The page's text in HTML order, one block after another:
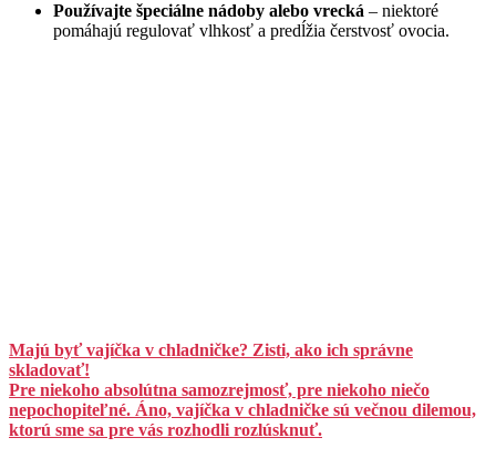
Používajte špeciálne nádoby alebo vrecká – niektoré
pomáhajú regulovať vlhkosť a predĺžia čerstvosť ovocia.
Majú byť vajíčka v chladničke? Zisti, ako ich správne
skladovať!
Pre niekoho absolútna samozrejmosť, pre niekoho niečo
nepochopiteľné. Áno, vajíčka v chladničke sú večnou dilemou,
ktorú sme sa pre vás rozhodli rozlúsknuť.